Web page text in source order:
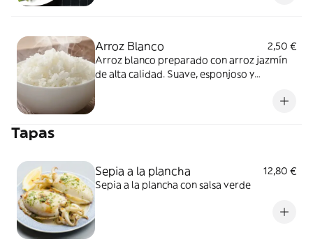
Arroz Blanco
2,50 €
Arroz blanco preparado con arroz jazmín
de alta calidad. Suave, esponjoso y
Tapas
Sepia a la plancha
12,80 €
Sepia a la plancha con salsa verde